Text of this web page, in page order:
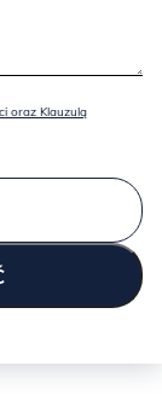
oraz Klauzulą